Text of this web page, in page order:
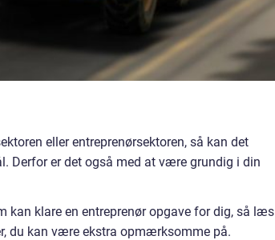
eller entreprenørsektoren, så kan det
Derfor er det også med at være grundig i din
klare en entreprenør opgave for dig, så læs
du kan være ekstra opmærksomme på.